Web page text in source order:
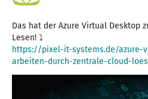
Das hat der Azure Virtual Desktop
https://pixel-it-systems.de/azure-
arbeiten-durch-zentrale-cloud-